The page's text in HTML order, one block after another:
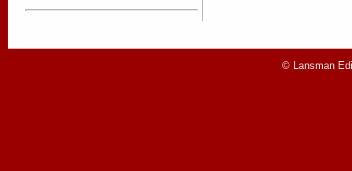
© Lansman